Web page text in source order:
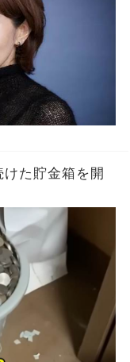
た貯金箱を開